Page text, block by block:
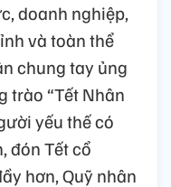
doanh nghiệp,
và toàn thể
chung tay ủng
trào “Tết Nhân
yếu thế có
đón Tết cổ
hơn, Quỹ nhân